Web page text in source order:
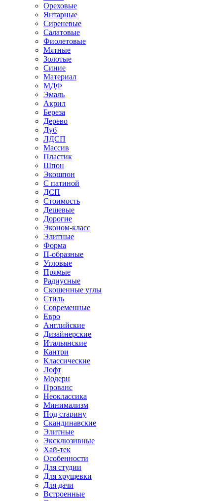
Ореховые
Янтарные
Сиреневые
Салатовые
Фиолетовые
Мятные
Золотые
Синие
Материал
МДФ
Эмаль
Акрил
Береза
Дерево
Дуб
ЛДСП
Массив
Пластик
Шпон
Экошпон
С патиной
ДСП
Стоимость
Дешевые
Дорогие
Эконом-класс
Элитные
Форма
П-образные
Угловые
Прямые
Радиусные
Скошенные углы
Стиль
Современные
Евро
Английские
Дизайнерские
Итальянские
Кантри
Классические
Лофт
Модерн
Прованс
Неоклассика
Минимализм
Под старину
Скандинавские
Элитные
Эксклюзивные
Хай-тек
Особенности
Для студии
Для хрущевки
Для дачи
Встроенные